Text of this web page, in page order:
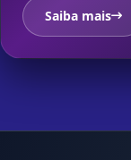
Saiba mais